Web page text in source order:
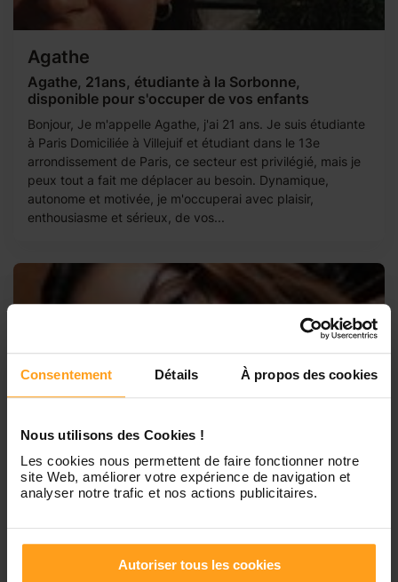
Consentement Détails À propos des cookies
Nous utilisons des Cookies !
Les cookies nous permettent de faire fonctionner notre
site Web, améliorer votre expérience de navigation et
analyser notre trafic et nos actions publicitaires.
Autoriser tous les cookies
Agathe
Agathe, 21ans, étudiante à la Sorbonne,
disponible pour s'occuper de vos enfants
Bonjour, Je m'appelle Agathe, j'ai 21 ans. Je suis étudiante
à Paris Domiciliée à Villejuif et étudiant dans le 13e
arrondissement de Paris, ce secteur est privilégié, mais je
peux tout a fait me déplacer au besoin. Dynamique,
autonome et motivée, je m'occuperai avec plaisir,
enthousiasme et sérieux, de vos...
Justine
Recherche de garde d’enfant
nombreuse de toute âge : 3 ans, 6 ans, 15 ans et je m’en